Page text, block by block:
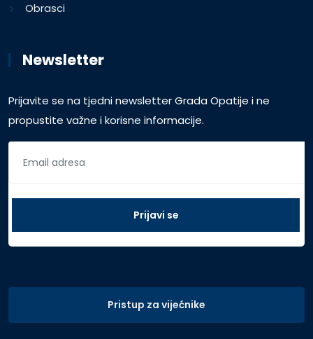
Obrasci
Newsletter
Prijavite se na tjedni newsletter Grada Opatije i ne
propustite važne i korisne informacije.
Pristup za vijećnike